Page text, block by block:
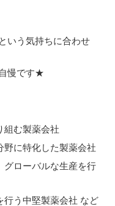
いう気持ちに合わせ
慢です★
組む製薬会社
野に特化した製薬会社
グローバルな生産を行
行う中堅製薬会社 など